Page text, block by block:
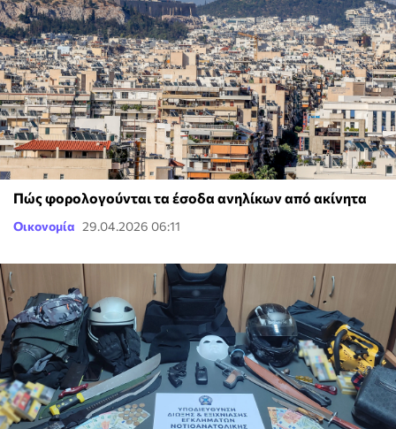
Πώς φορολογούνται τα έσοδα ανηλίκων από ακίνητα
Οικονομία 29.04.2026 06:11